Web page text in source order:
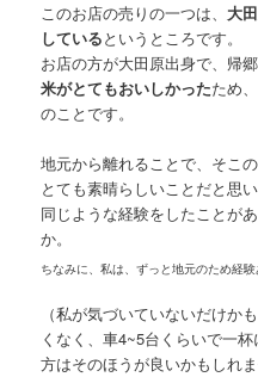
このお店の売りの一つは、 大
しているというところです。
お店の方が大田原出身で、帰
米がとてもおいしかったため
のことです。
地元から離れることで、そこ
とても素晴らしいことだと思い
同じような経験をしたことが
か。
ちなみに、私は、ずっと地元のため経験
（私が気づいていないだけか
くなく、車4~5台くらいで一
方はそのほうが良いかもしれま